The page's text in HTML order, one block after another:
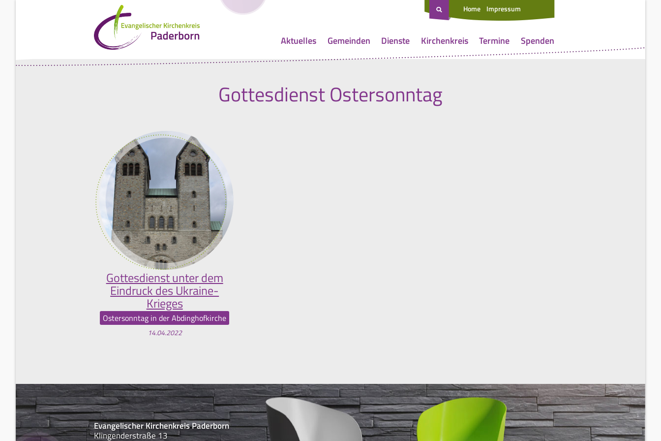
Home Impressum
Aktuelles Gemeinden Dienste Kirchenkreis Termine Spenden
Gottesdienst Ostersonntag
Gottesdienst unter dem
Eindruck des Ukraine-
Krieges
Ostersonntag in der Abdinghofkirche
14.04.2022
Evangelischer Kirchenkreis Paderborn
Klingenderstraße 13